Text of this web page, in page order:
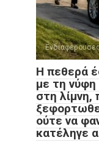
Η πεθερά
με τη νύφη
στη λίμνη,
ούτε να
κατέληγε